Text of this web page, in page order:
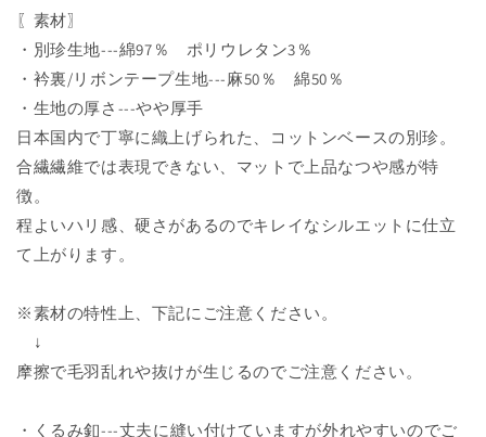
〖素材〗
・別珍生地---綿97％ ポリウレタン3％
・衿裏/リボンテープ生地---麻50％ 綿50％
・生地の厚さ---やや厚手
日本国内で丁寧に織上げられた、コットンベースの別珍。
合繊繊維では表現できない、マットで上品なつや感が特
徴。
程よいハリ感、硬さがあるのでキレイなシルエットに仕立
て上がります。
※素材の特性上、下記にご注意ください。
↓
摩擦で毛羽乱れや抜けが生じるのでご注意ください。
・くるみ釦---丈夫に縫い付けていますが外れやすいのでご